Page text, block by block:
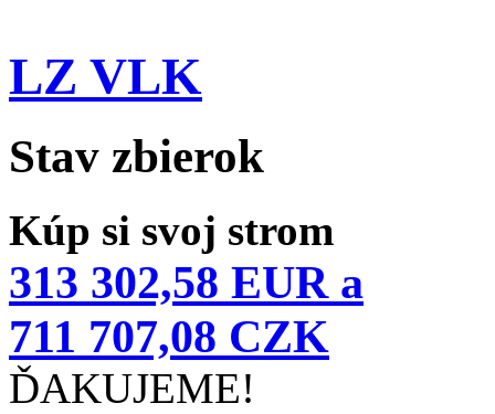
LZ VLK
Stav zbierok
Kúp si svoj strom
313 302,58 EUR a
711 707,08 CZK
ĎAKUJEME!